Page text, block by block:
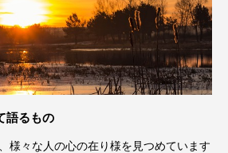
語るもの
様々な人の心の在り様を見つめています